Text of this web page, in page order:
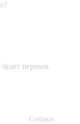
первым.
Собаки